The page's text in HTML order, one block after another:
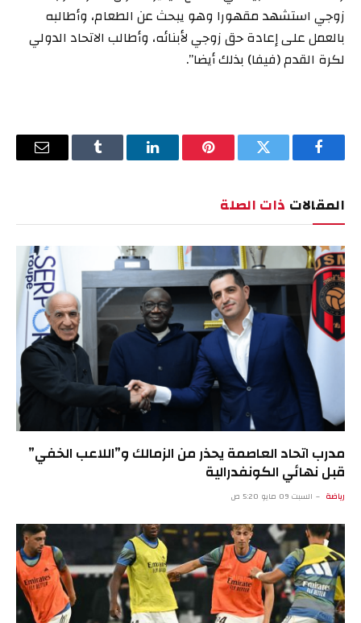
زوجي استشهد مقهورا وهو يبحث عن الطعام، وأطالبه
بالعمل على إعادة حق زوجي لأبنائه، وأطالب الاتحاد الدولي
لكرة القدم (فيفا) بذلك أيضا”.
فيسبوك تويتر بينتيريستلينكدإن Tumblr
البريد
المقالات ذات الصلة
مدرب اتحاد العاصمة يحذر من الزمالك و”اللاعب الخفي”
قبل نهائي الكونفدرالية
رياضة السبت 09 مايو 5:20 ص